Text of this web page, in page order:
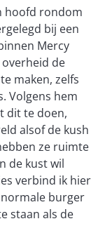
hoofd rondom
bij een
Mercy
de
maken, zelfs
Volgens hem
dit te doen,
alsof de kush
ze ruimte
de kust wil
verbind ik hier
burger
staan als de